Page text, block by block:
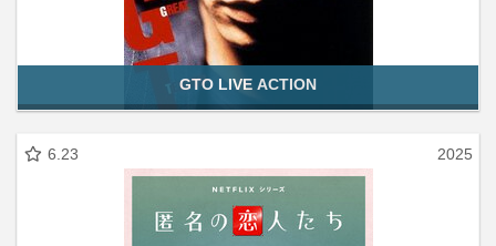
GTO LIVE ACTION
6.23 2025